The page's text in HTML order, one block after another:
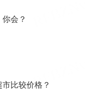
会？
比较价格？